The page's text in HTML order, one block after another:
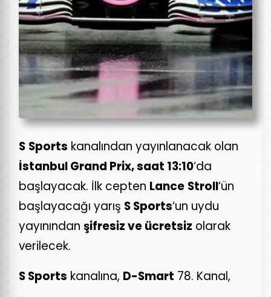
S Sports kanalından yayınlanacak olan
İstanbul Grand Prix, saat 13:10‘da
başlayacak. İlk cepten Lance Stroll‘ün
başlayacağı yarış S Sports‘un uydu
yayınından şifresiz ve ücretsiz olarak
verilecek.
S Sports kanalına, D-Smart 78. Kanal,